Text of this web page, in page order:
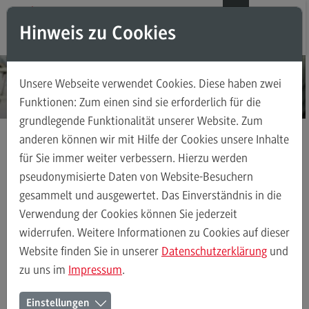
Direkt zum Inhalt
Direkt zum Hauptmenu
Direkt zum Footer
Modul-O-Mat
Masterstudiengänge
Accounting, Controlling, Taxation
Accounting, Controlling, Taxation
Modulangebot
Berufsperspektiven
Kontakt
Advanced Practice in Healthcare
Advanced Practice in Healthcare
Rahmenbedingungen
Masterstudiengänge
Digitalisierung in der Sozialen Arbeit
Kontakt
Ihr Kontakt zum Master
Hinweis zu Cookies
Unsere Webseite verwendet Cookies. Diese haben zwei
Funktionen: Zum einen sind sie erforderlich für die
grundlegende Funktionalität unserer Website. Zum
anderen können wir mit Hilfe der Cookies unsere Inhalte
für Sie immer weiter verbessern. Hierzu werden
pseudonymisierte Daten von Website-Besuchern
gesammelt und ausgewertet. Das Einverständnis in die
Verwendung der Cookies können Sie jederzeit
widerrufen. Weitere Informationen zu Cookies auf dieser
Website finden Sie in unserer Datenschutzerklärung und
zu uns im Impressum.
Einstellungen